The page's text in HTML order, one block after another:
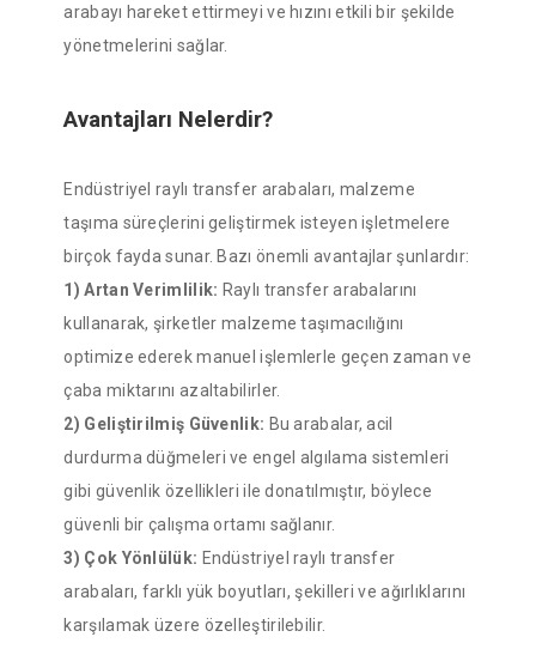
arabayı hareket ettirmeyi ve hızını etkili bir şekilde
yönetmelerini sağlar.
Avantajları Nelerdir?
Endüstriyel raylı transfer arabaları, malzeme
taşıma süreçlerini geliştirmek isteyen işletmelere
birçok fayda sunar. Bazı önemli avantajlar şunlardır:
1) Artan Verimlilik: Raylı transfer arabalarını
kullanarak, şirketler malzeme taşımacılığını
optimize ederek manuel işlemlerle geçen zaman ve
çaba miktarını azaltabilirler.
2) Geliştirilmiş Güvenlik: Bu arabalar, acil
durdurma düğmeleri ve engel algılama sistemleri
gibi güvenlik özellikleri ile donatılmıştır, böylece
güvenli bir çalışma ortamı sağlanır.
3) Çok Yönlülük: Endüstriyel raylı transfer
arabaları, farklı yük boyutları, şekilleri ve ağırlıklarını
karşılamak üzere özelleştirilebilir.